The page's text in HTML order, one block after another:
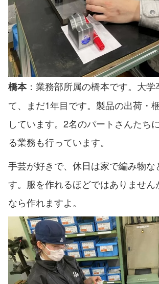
橋本：業務部所属の橋本です。大学
て、まだ1年目です。製品の出荷・
しています。2名のパートさんたち
る業務も行っています。
手芸が好きで、休日は家で編み物な
す。服を作れるほどではありません
なら作れますよ。